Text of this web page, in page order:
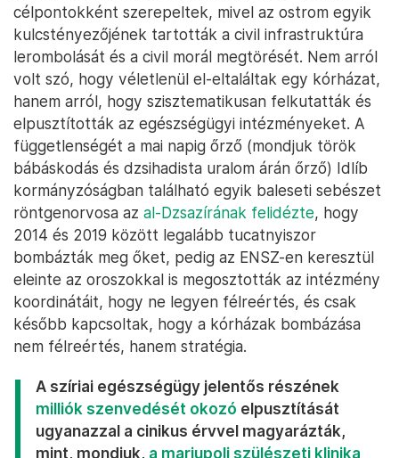
célpontokként szerepeltek, mivel az ostrom egyik
kulcstényezőjének tartották a civil infrastruktúra
lerombolását és a civil morál megtörését. Nem arról
volt szó, hogy véletlenül el-eltaláltak egy kórházat,
hanem arról, hogy szisztematikusan felkutatták és
elpusztították az egészségügyi intézményeket. A
függetlenségét a mai napig őrző (mondjuk török
bábáskodás és dzsihadista uralom árán őrző) Idlíb
kormányzóságban található egyik baleseti sebészet
röntgenorvosa az al-Dzsazírának felidézte, hogy
2014 és 2019 között legalább tucatnyiszor
bombázták meg őket, pedig az ENSZ-en keresztül
eleinte az oroszokkal is megosztották az intézmény
koordinátáit, hogy ne legyen félreértés, és csak
később kapcsoltak, hogy a kórházak bombázása
nem félreértés, hanem stratégia.
A szíriai egészségügy jelentős részének
milliók szenvedését okozó elpusztítását
ugyanazzal a cinikus érvvel magyarázták,
mint, mondjuk, a mariupoli szülészeti klinika